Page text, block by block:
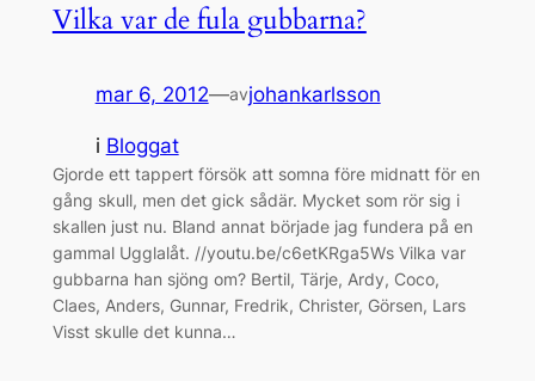
Vilka var de fula gubbarna?
mar 6, 2012—avjohankarlsson
i Bloggat
Gjorde ett tappert försök att somna före midnatt för en
gång skull, men det gick sådär. Mycket som rör sig i
skallen just nu. Bland annat började jag fundera på en
gammal Ugglalåt. //youtu.be/c6etKRga5Ws Vilka var
gubbarna han sjöng om? Bertil, Tärje, Ardy, Coco,
Claes, Anders, Gunnar, Fredrik, Christer, Görsen, Lars
Visst skulle det kunna…